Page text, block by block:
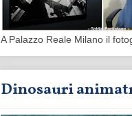
A Palazzo Reale Milano il
Dinosauri